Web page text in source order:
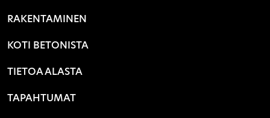
RAKENTAMINEN
KOTI BETONISTA
TIETOA ALASTA
TAPAHTUMAT